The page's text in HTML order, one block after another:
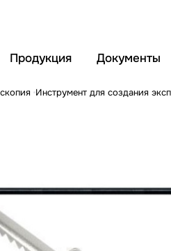
Продукция Документы
Инструмент для создания